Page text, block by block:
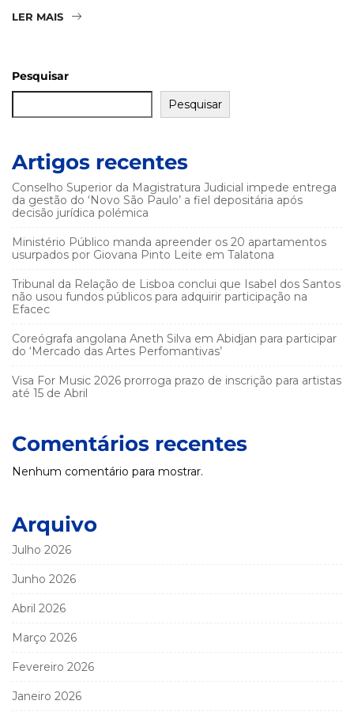
LER MAIS
Pesquisar
Pesquisar
Artigos recentes
Conselho Superior da Magistratura Judicial impede entrega
da gestão do ‘Novo São Paulo’ a fiel depositária após
decisão jurídica polémica
Ministério Público manda apreender os 20 apartamentos
usurpados por Giovana Pinto Leite em Talatona
Tribunal da Relação de Lisboa conclui que Isabel dos Santos
não usou fundos públicos para adquirir participação na
Efacec
Coreógrafa angolana Aneth Silva em Abidjan para participar
do ‘Mercado das Artes Perfomantivas’
Visa For Music 2026 prorroga prazo de inscrição para artistas
até 15 de Abril
Comentários recentes
Nenhum comentário para mostrar.
Arquivo
Julho 2026
Junho 2026
Abril 2026
Março 2026
Fevereiro 2026
Janeiro 2026